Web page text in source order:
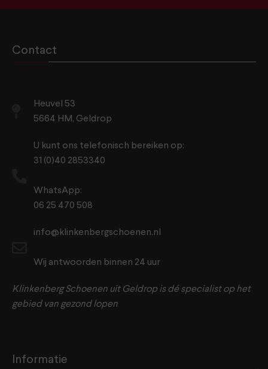
Contact
Heuvel 53
5664 HM, Geldrop
U kunt ons telefonisch bereiken op:
31 (0)40 2853340
WhatsApp:
06 25 470 508
info@klinkenbergschoenen.nl
Wij antwoorden binnen 24 uur
Klinkenberg Schoenen uit Geldrop is dé specialist op het
gebied van gezond lopen
Informatie